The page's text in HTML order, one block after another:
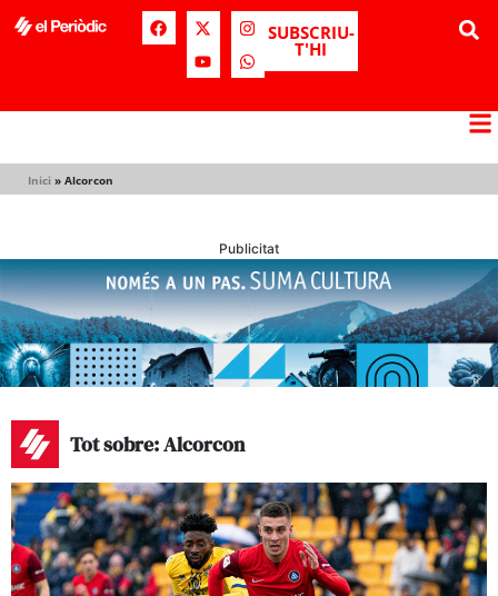
SUBSCRIU-
T'HI
Inici » Alcorcon
Publicitat
Tot sobre: Alcorcon